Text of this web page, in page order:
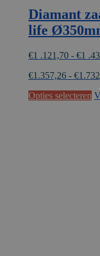
Diamant
life
€1 .121,70 - €1
€1.357,26 - €
Opties selecteren